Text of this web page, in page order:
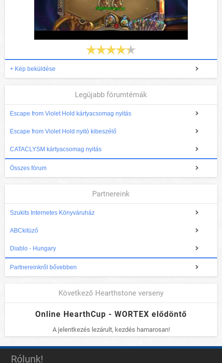
+ Kép beküldése
Legújabb fórumtémák
Escape from Violet Hold kártyacsomag nyitás
Escape from Violet Hold nyitó kibeszélő
CATACLYSM kártyacsomag nyitás
Összes fórum
Partnereink
Szukits Internetes Könyváruház
ABCkitüző
Diablo - Hungary
Partnereinkről bővebben
Következő Hearthstone verseny
Online HearthCup - WORTEX elődöntő
A jelentkezés lezárult, kezdés hamarosan!
Rólunk!